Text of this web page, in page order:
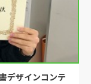
デザインコンテ